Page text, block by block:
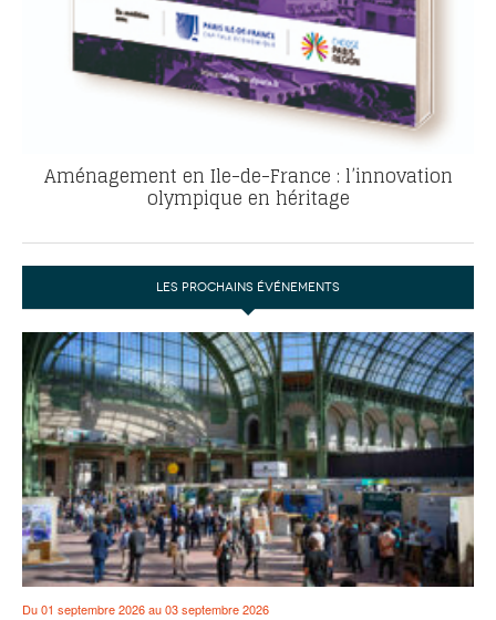
Aménagement en Ile-de-France : l’innovation
olympique en héritage
LES PROCHAINS ÉVÉNEMENTS
Du 01 septembre 2026 au 03 septembre 2026